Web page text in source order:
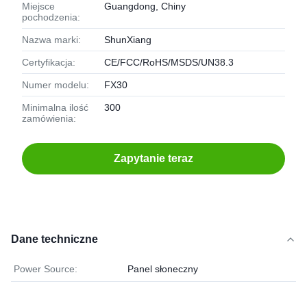
Miejsce
pochodzenia:
Guangdong, Chiny
Nazwa marki: ShunXiang
Certyfikacja: CE/FCC/RoHS/MSDS/UN38.3
Numer modelu: FX30
Minimalna ilość
zamówienia:
300
Zapytanie teraz
Dane techniczne
Power Source: Panel słoneczny